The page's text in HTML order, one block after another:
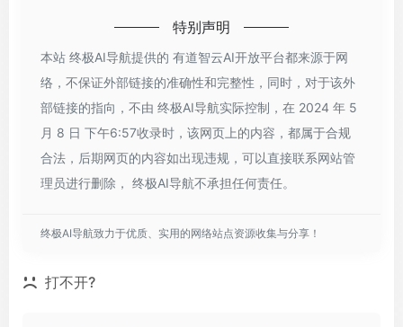
特别声明
本站 终极AI导航提供的 有道智云AI开放平台都来源于网
络，不保证外部链接的准确性和完整性，同时，对于该外
部链接的指向，不由 终极AI导航实际控制，在 2024 年 5
月 8 日 下午6:57收录时，该网页上的内容，都属于合规
合法，后期网页的内容如出现违规，可以直接联系网站管
理员进行删除， 终极AI导航不承担任何责任。
终极AI导航致力于优质、实用的网络站点资源收集与分享！
打不开?